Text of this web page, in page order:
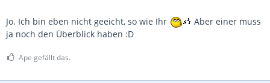
Jo. Ich bin eben nicht geeicht, so wie Ihr
Aber einer muss
ja noch den Überblick haben :D
Ape gefällt das.